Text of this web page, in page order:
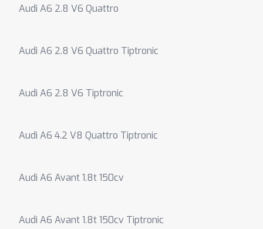
Audi A6 2.8 V6 Quattro
Audi A6 2.8 V6 Quattro Tiptronic
Audi A6 2.8 V6 Tiptronic
Audi A6 4.2 V8 Quattro Tiptronic
Audi A6 Avant 1.8t 150cv
Audi A6 Avant 1.8t 150cv Tiptronic